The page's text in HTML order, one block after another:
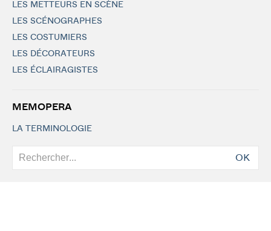
LES METTEURS EN SCÈNE
LES SCÉNOGRAPHES
LES COSTUMIERS
LES DÉCORATEURS
LES ÉCLAIRAGISTES
MEMOPERA
LA TERMINOLOGIE
OK